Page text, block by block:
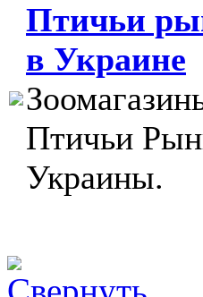
Птичьи
в Украине
Птичьи
Украины.